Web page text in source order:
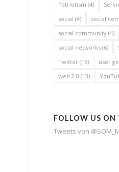
Patriotism (4)
social (4) social
social community (4)
social networks (6)
Twitter (15) user
web 2.0 (13)
FOLLOW US ON
Tweets von